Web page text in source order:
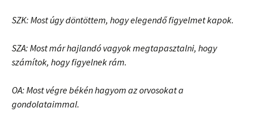
SZK: Most úgy döntöttem, hogy elegendő figyelmet kapok.
SZA: Most már hajlandó vagyok megtapasztalni, hogy
számítok, hogy figyelnek rám.
OA: Most végre békén hagyom az orvosokat a
gondolataimmal.